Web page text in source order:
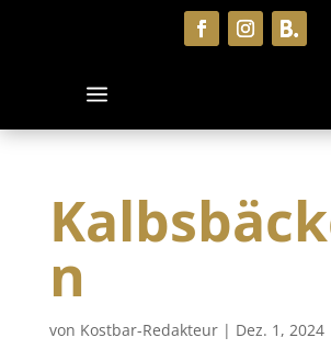
n
von Kostbar-Redakteur| Dez. 1, 2024